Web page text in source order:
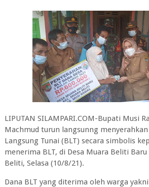
LIPUTAN SILAMPARI.COM-Bupati Musi
Machmud turun langsunng
Langsung Tunai (BLT) secara simbolis
menerima BLT, di Desa Muara Beliti
Beliti, Selasa (10/8/21).
Dana BLT yang diterima oleh warga